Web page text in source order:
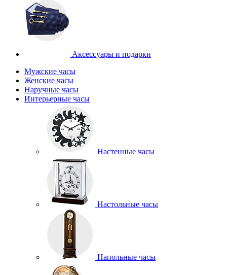
Аксессуары и подарки
Мужские часы
Женские часы
Наручные часы
Интерьерные часы
Настенные часы
Настольные часы
Напольные часы